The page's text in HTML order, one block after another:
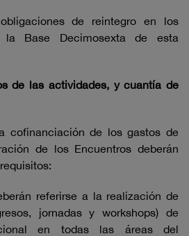
de reintegro en los
Base Decimosexta de esta
de las actividades, y cuantía de
cofinanciación de los gastos de
de los Encuentros deberán
referirse a la realización de
jornadas y workshops) de
en todas las áreas del